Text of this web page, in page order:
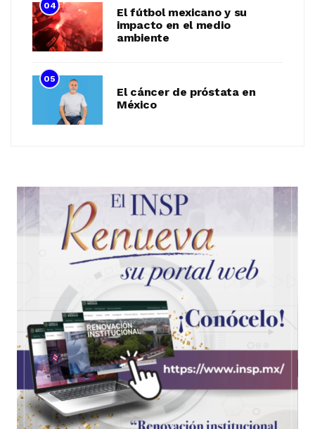
04
El fútbol mexicano y su
impacto en el medio
ambiente
05
El cáncer de próstata en
México